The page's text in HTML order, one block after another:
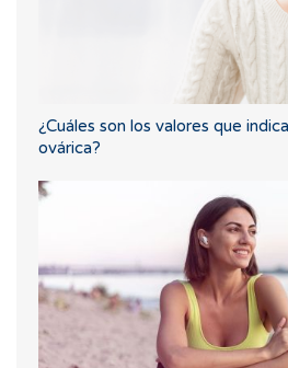
¿Cuáles son los valores que
ovárica?